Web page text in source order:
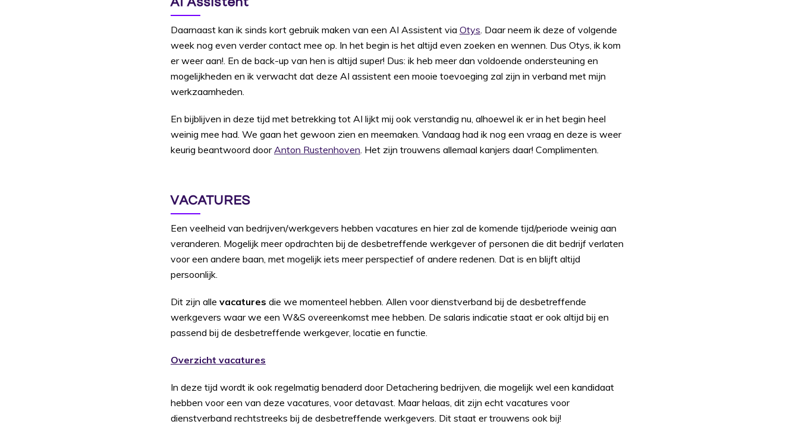
Daarnaast kan ik sinds kort gebruik maken van een AI Assistent via Otys. Daar neem ik deze of volgende
week nog even verder contact mee op. In het begin is het altijd even zoeken en wennen. Dus Otys, ik kom
er weer aan!. En de back-up van hen is altijd super! Dus: ik heb meer dan voldoende ondersteuning en
mogelijkheden en ik verwacht dat deze AI assistent een mooie toevoeging zal zijn in verband met mijn
werkzaamheden.
En bijblijven in deze tijd met betrekking tot AI lijkt mij ook verstandig nu, alhoewel ik er in het begin heel
weinig mee had. We gaan het gewoon zien en meemaken. Vandaag had ik nog een vraag en deze is weer
keurig beantwoord doorAnton Rustenhoven. Het zijn trouwens allemaal kanjers daar! Complimenten.
VACATURES
Een veelheid van bedrijven/werkgevers hebben vacatures en hier zal de komende tijd/periode weinig aan
veranderen. Mogelijk meer opdrachten bij de desbetreffende werkgever of personen die dit bedrijf verlaten
voor een andere baan, met mogelijk iets meer perspectief of andere redenen. Dat is en blijft altijd
persoonlijk.
Dit zijn alle vacatures die we momenteel hebben. Allen voor dienstverband bij de desbetreffende
werkgevers waar we een W&S overeenkomst mee hebben. De salaris indicatie staat er ook altijd bij en
passend bij de desbetreffende werkgever, locatie en functie.
Overzicht vacatures
In deze tijd wordt ik ook regelmatig benaderd door Detachering bedrijven, die mogelijk wel een kandidaat
hebben voor een van deze vacatures, voor detavast. Maar helaas, dit zijn echt vacatures voor
dienstverband rechtstreeks bij de desbetreffende werkgevers. Dit staat er trouwens ook bij!